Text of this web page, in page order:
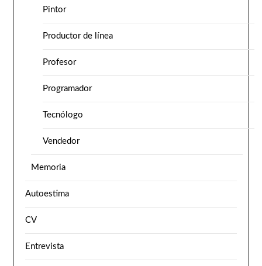
Pintor
Productor de línea
Profesor
Programador
Tecnólogo
Vendedor
Memoria
Autoestima
CV
Entrevista